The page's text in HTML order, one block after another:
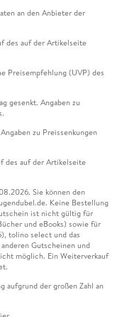
an den Anbieter der
des auf der Artikelseite
Preisempfehlung (UVP) des
gesenkt. Angaben zu
zu Preissenkungen
des auf der Artikelseite
Sie können den
Keine Bestellung
ist nicht gültig für
und eBooks) sowie für
tolino select und das
Gutscheinen und
möglich. Ein Weiterverkauf
aufgrund der großen Zahl an